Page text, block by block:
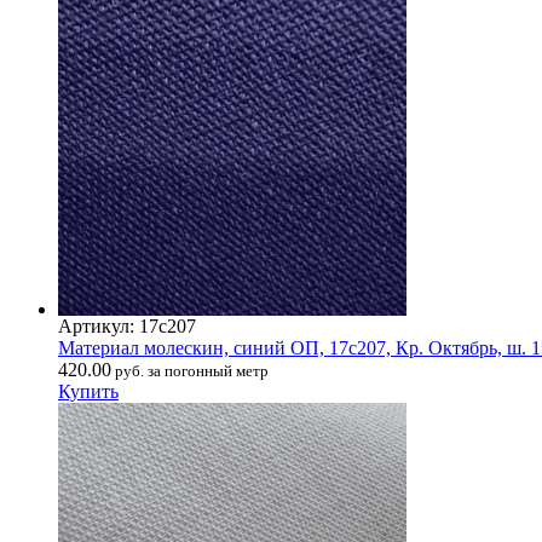
Артикул: 17с207
Материал молескин, синий ОП, 17с207, Кр. Октябрь, ш.
420.00 руб. за погонный метр
Купить